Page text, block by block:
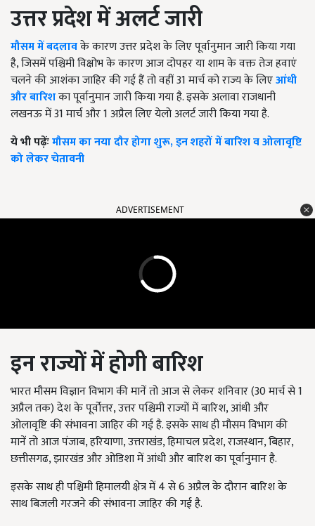
उत्तर प्रदेश में अलर्ट जारी
मौसम में बदलावके कारण उत्तर प्रदेश के लिए पूर्वानुमान जारी किया गया
है, जिसमें पश्चिमी विक्षोभ के कारण आज दोपहर या शाम के वक्त तेज हवाएं
चलने की आशंका जाहिर की गई हैं तो वहीं 31 मार्च को राज्य के लिएआंधी
और बारिशका पूर्वानुमान जारी किया गया है. इसके अलावा राजधानी
लखनऊ में 31 मार्च और 1 अप्रैल लिए येलो अलर्ट जारी किया गया है.
ये भी पढ़ेंःमौसम का नया दौर होगा शुरू, इन शहरों में बारिश व ओलावृष्टि
को लेकर चेतावनी
ADVERTISEMENT
इन राज्यों में होगी बारिश
भारत मौसम विज्ञान विभाग की मानें तो आज से लेकर शनिवार (30 मार्च से 1
अप्रैल तक) देश के पूर्वोत्तर, उत्तर पश्चिमी राज्यों में बारिश, आंधी और
ओलावृष्टि की संभावना जाहिर की गई है. इसके साथ ही मौसम विभाग की
मानें तो आज पंजाब, हरियाणा, उत्तराखंड, हिमाचल प्रदेश, राजस्थान, बिहार,
छत्तीसगढ, झारखंड और ओडिशा में आंधी और बारिश का पूर्वानुमान है.
इसके साथ ही पश्चिमी हिमालयी क्षेत्र में 4 से 6 अप्रैल के दौरान बारिश के
साथ बिजली गरजने की संभावना जाहिर की गई है.